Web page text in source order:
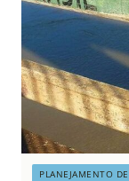
PLANEJAMENTO